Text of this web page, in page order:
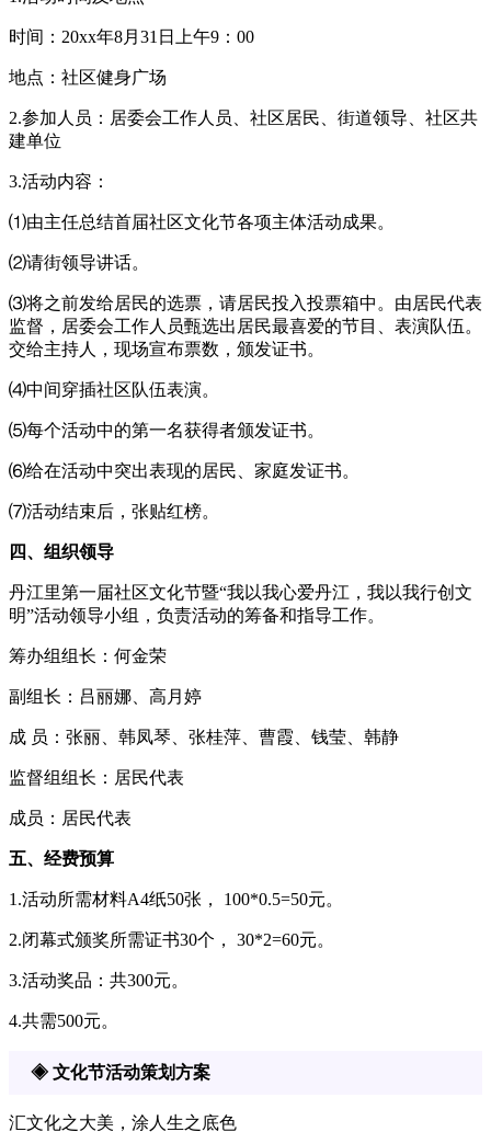
时间：20xx年8月31日上午9：00
地点：社区健身广场
2.参加人员：居委会工作人员、社区居民、街道领导、社区共
建单位
3.活动内容：
⑴由主任总结首届社区文化节各项主体活动成果。
⑵请街领导讲话。
⑶将之前发给居民的选票，请居民投入投票箱中。由居民代表
监督，居委会工作人员甄选出居民最喜爱的节目、表演队伍。
交给主持人，现场宣布票数，颁发证书。
⑷中间穿插社区队伍表演。
⑸每个活动中的第一名获得者颁发证书。
⑹给在活动中突出表现的居民、家庭发证书。
⑺活动结束后，张贴红榜。
四、组织领导
丹江里第一届社区文化节暨“我以我心爱丹江，我以我行创文
明”活动领导小组，负责活动的筹备和指导工作。
筹办组组长：何金荣
副组长：吕丽娜、高月婷
成 员：张丽、韩凤琴、张桂萍、曹霞、钱莹、韩静
监督组组长：居民代表
成员：居民代表
五、经费预算
1.活动所需材料A4纸50张， 100*0.5=50元。
2.闭幕式颁奖所需证书30个， 30*2=60元。
3.活动奖品：共300元。
4.共需500元。
◈ 文化节活动策划方案
汇文化之大美，涂人生之底色